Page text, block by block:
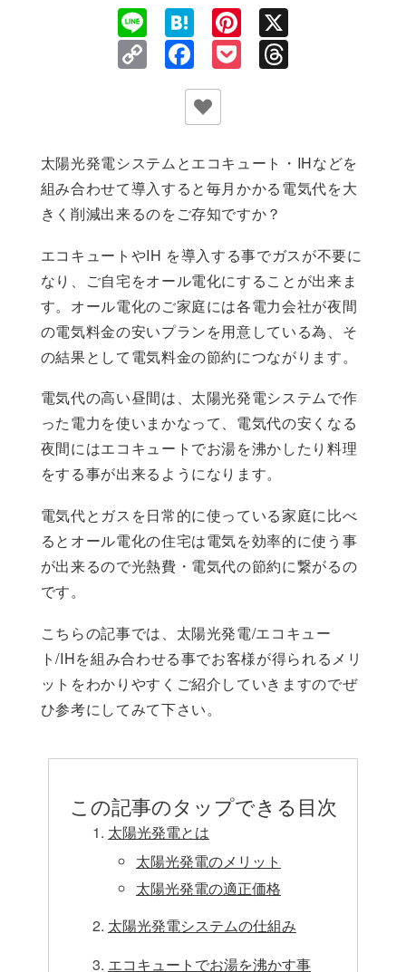
Line HatenaPinterest
Copy
Link
Facebook
Pocket
太陽光発電システムとエコキュート・IHなどを
組み合わせて導入すると毎月かかる電気代を大
きく削減出来るのをご存知ですか？
エコキュートやIH を導入する事でガスが不要に
なり、ご自宅をオール電化にすることが出来ま
す。オール電化のご家庭には各電力会社が夜間
の電気料金の安いプランを用意している為、そ
の結果として電気料金の節約につながります。
電気代の高い昼間は、太陽光発電システムで作
った電力を使いまかなって、電気代の安くなる
夜間にはエコキュートでお湯を沸かしたり料理
をする事が出来るようになります。
電気代とガスを日常的に使っている家庭に比べ
るとオール電化の住宅は電気を効率的に使う事
が出来るので光熱費・電気代の節約に繋がるの
です。
こちらの記事では、太陽光発電/エコキュー
ト/IHを組み合わせる事でお客様が得られるメリ
ットをわかりやすくご紹介していきますのでぜ
ひ参考にしてみて下さい。
この記事のタップできる目次
太陽光発電とは
太陽光発電のメリット
太陽光発電の適正価格
太陽光発電システムの仕組み
エコキュートでお湯を沸かす事